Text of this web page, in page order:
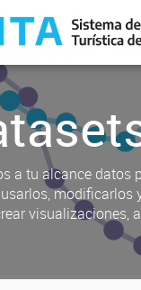
a tu alcance datos
modificarlos
visualizaciones,